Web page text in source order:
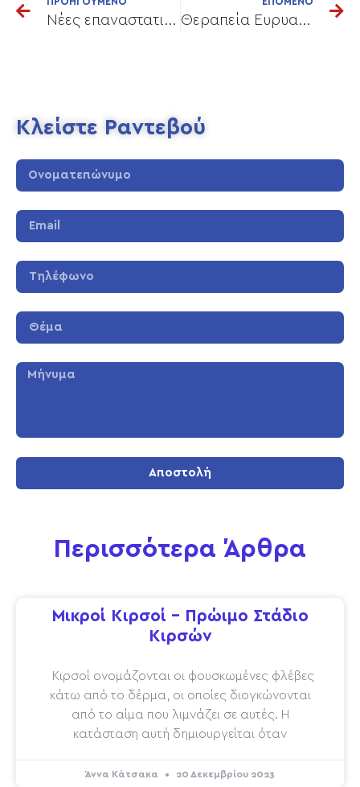
Νέες επαναστατικές μέθοδοι κατά των κιρσών και της χρόνιας φλεβικής ανεπάρκειας Θεραπεία Ευρυαγγείων
Κλείστε Ραντεβού
Αποστολή
Περισσότερα Άρθρα
Μικροί Κιρσοί – Πρώιμο Στάδιο
Κιρσών
Κιρσοί ονομάζονται οι φουσκωμένες φλέβες
κάτω από το δέρμα, οι οποίες διογκώνονται
από το αίμα που λιμνάζει σε αυτές. Η
κατάσταση αυτή δημιουργείται όταν
Άννα Κάτσακα 20 Δεκεμβρίου 2023